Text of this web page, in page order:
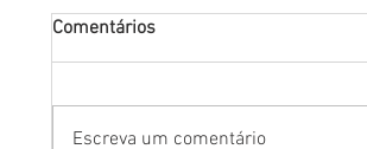
Comentários
Escreva um comentário